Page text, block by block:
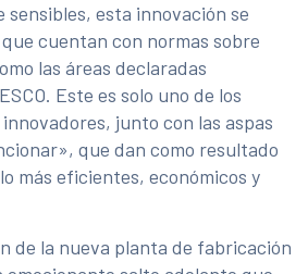
esta innovación se
cuentan con normas sobre
las áreas declaradas
Este es solo uno de los
junto con las aspas
que dan como resultado
más eficientes, económicos y
de la nueva planta de fabricación